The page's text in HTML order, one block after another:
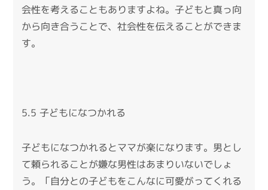
会性を考えることもありますよね。子どもと真っ向
から向き合うことで、社会性を伝えることができま
す。
5.5 子どもになつかれる
子どもになつかれるとママが楽になります。男とし
て頼られることが嫌な男性はあまりいないでしょ
う。「自分との子どもをこんなに可愛がってくれる